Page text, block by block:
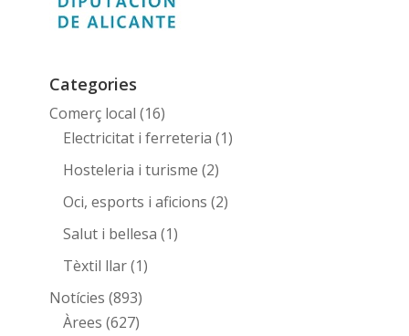
Categories
Comerç local (16)
Electricitat i ferreteria (1)
Hosteleria i turisme (2)
Oci, esports i aficions (2)
Salut i bellesa (1)
Tèxtil llar(1)
Notícies (893)
Àrees (627)